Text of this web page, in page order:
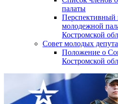
палаты
Перспективный
молодежной
Костромской
Совет молодых
Положение о
Костромской